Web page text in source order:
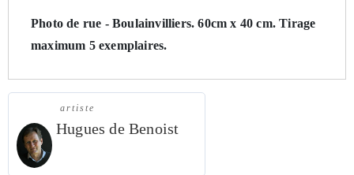
Photo de rue - Boulainvilliers. 60cm x 40 cm. Tirage
maximum 5 exemplaires.
artiste
Hugues de Benoist